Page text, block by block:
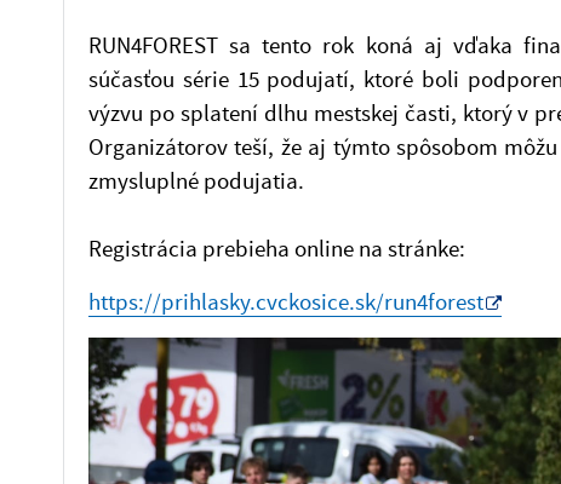
RUN4FOREST sa tento rok koná aj vďaka
súčasťou série 15 podujatí, ktoré boli
výzvu po splatení dlhu mestskej časti, ktorý v
Organizátorov teší, že aj týmto spôsobom
zmysluplné podujatia.
Registrácia prebieha online na stránke:
https://prihlasky.cvckosice.sk/run4forest